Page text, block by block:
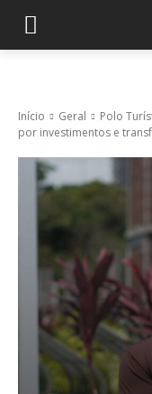
Início Geral
Polo
por investimentos e